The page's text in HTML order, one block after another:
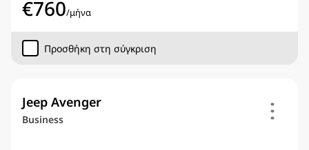
€760/μήνα
Προσθήκη στη σύγκριση
Jeep Avenger
Business